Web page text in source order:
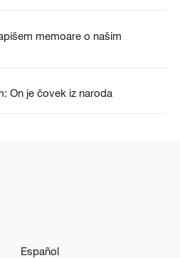
memoare o našim
On je čovek iz naroda
Español